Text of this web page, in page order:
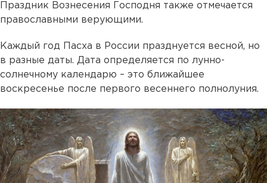
Праздник Вознесения Господня также отмечается
православными верующими.
Каждый год Пасха в России празднуется весной, но
в разные даты. Дата определяется по лунно-
солнечному календарю – это ближайшее
воскресенье после первого весеннего полнолуния.